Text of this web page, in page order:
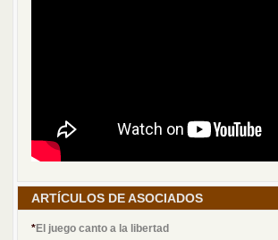
ARTÍCULOS DE ASOCIADOS
*El juego canto a la libertad